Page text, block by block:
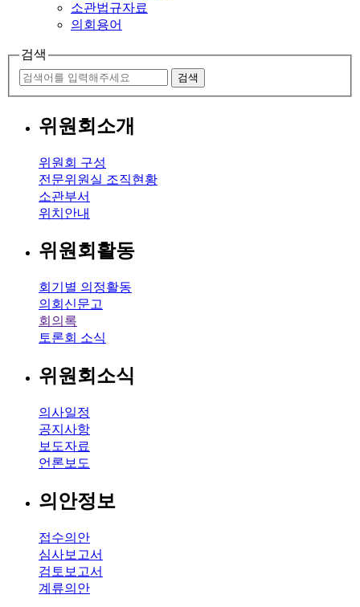
소관법규자료
의회용어
검색
검색
위원회소개
위원회 구성
전문위원실 조직현황
소관부서
위치안내
위원회활동
회기별 의정활동
의회신문고
회의록
토론회 소식
위원회소식
의사일정
공지사항
보도자료
언론보도
의안정보
접수의안
심사보고서
검토보고서
계류의안